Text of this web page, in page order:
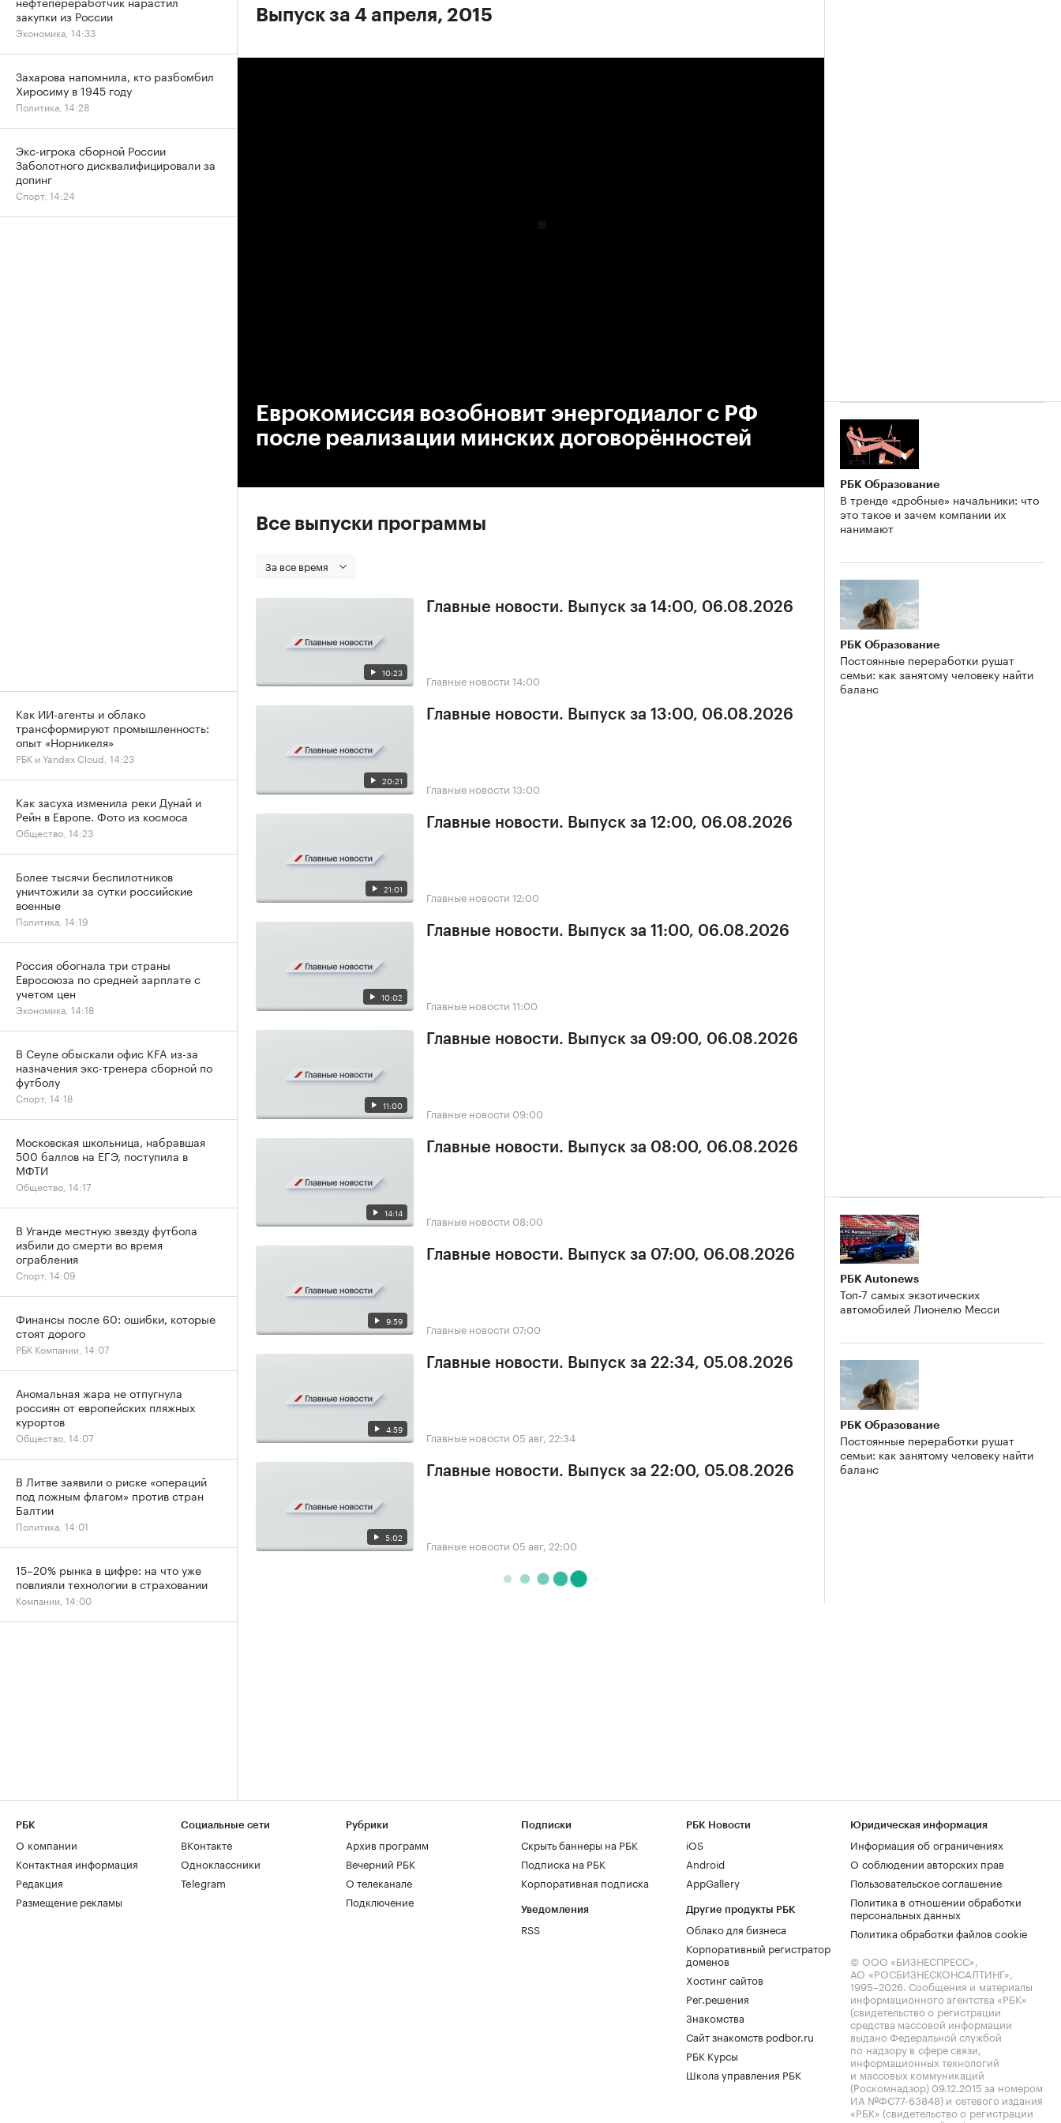
Выпуск за 4 апреля, 2015
Еврокомиссия возобновит энергодиалог с РФ
после реализации минских договорённостей
Все выпуски программы
За все время
10:23
Главные новости. Выпуск за 14:00, 06.08.2026
Главные новости 14:00
20:21
Главные новости. Выпуск за 13:00, 06.08.2026
Главные новости 13:00
21:01
Главные новости. Выпуск за 12:00, 06.08.2026
Главные новости 12:00
10:02
Главные новости. Выпуск за 11:00, 06.08.2026
Главные новости 11:00
11:00
Главные новости. Выпуск за 09:00, 06.08.2026
Главные новости 09:00
14:14
Главные новости. Выпуск за 08:00, 06.08.2026
Главные новости 08:00
9:59
Главные новости. Выпуск за 07:00, 06.08.2026
Главные новости 07:00
4:59
Главные новости. Выпуск за 22:34, 05.08.2026
Главные новости 05 авг, 22:34
5:02
Главные новости. Выпуск за 22:00, 05.08.2026
Главные новости 05 авг, 22:00
РБК Образование
В тренде «дробные» начальники: что
это такое и зачем компании их
нанимают
РБК Образование
Постоянные переработки рушат
семьи: как занятому человеку найти
баланс
РБК Autonews
Топ-7 самых экзотических
автомобилей Лионелю Месси
РБК Образование
Постоянные переработки рушат
семьи: как занятому человеку найти
баланс
закупки из России
Экономика, 14:33
Захарова напомнила, кто разбомбил
Хиросиму в 1945 году
Политика, 14:28
Экс-игрока сборной России
Заболотного дисквалифицировали за
допинг
Спорт, 14:24
Как ИИ-агенты и облако
трансформируют промышленность:
опыт «Норникеля»
РБК и Yandex Cloud, 14:23
Как засуха изменила реки Дунай и
Рейн в Европе. Фото из космоса
Общество, 14:23
Более тысячи беспилотников
уничтожили за сутки российские
военные
Политика, 14:19
Россия обогнала три страны
Евросоюза по средней зарплате с
учетом цен
Экономика, 14:18
В Сеуле обыскали офис KFA из-за
назначения экс-тренера сборной по
футболу
Спорт, 14:18
Московская школьница, набравшая
500 баллов на ЕГЭ, поступила в
МФТИ
Общество, 14:17
В Уганде местную звезду футбола
избили до смерти во время
ограбления
Спорт, 14:09
Финансы после 60: ошибки, которые
стоят дорого
РБК Компании, 14:07
Аномальная жара не отпугнула
россиян от европейских пляжных
курортов
Общество, 14:07
В Литве заявили о риске «операций
под ложным флагом» против стран
Балтии
Политика, 14:01
15–20% рынка в цифре: на что уже
повлияли технологии в страховании
Компании, 14:00
РБК
О компании
Контактная информация
Редакция
Размещение рекламы
Социальные сети
ВКонтакте
Одноклассники
Telegram
Рубрики
Архив программ
Вечерний РБК
О телеканале
Подключение
Подписки
Скрыть баннеры на РБК
Подписка на РБК
Корпоративная подписка
Уведомления
RSS
РБК Новости
iOS
Android
AppGallery
Другие продукты РБК
Облако для бизнеса
Корпоративный регистратор
доменов
Хостинг сайтов
Рег.решения
Знакомства
Сайт знакомств podbor.ru
РБК Курсы
Школа управления РБК
Юридическая информация
Информация об ограничениях
О соблюдении авторских прав
Пользовательское соглашение
Политика в отношении обработки
персональных данных
Политика обработки файлов cookie
© ООО «БИЗНЕСПРЕСС»,
АО «РОСБИЗНЕСКОНСАЛТИНГ»,
1995–2026. Сообщения и материалы
информационного агентства «РБК»
(свидетельство о регистрации
средства массовой информации
выдано Федеральной службой
по надзору в сфере связи,
информационных технологий
и массовых коммуникаций
(Роскомнадзор) 09.12.2015 за номером
ИА №ФС77-63848) и сетевого издания
«РБК» (свидетельство о регистрации